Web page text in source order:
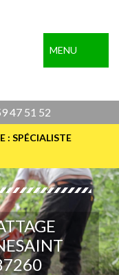
MENU
47 51 52
: SPÉCIALISTE